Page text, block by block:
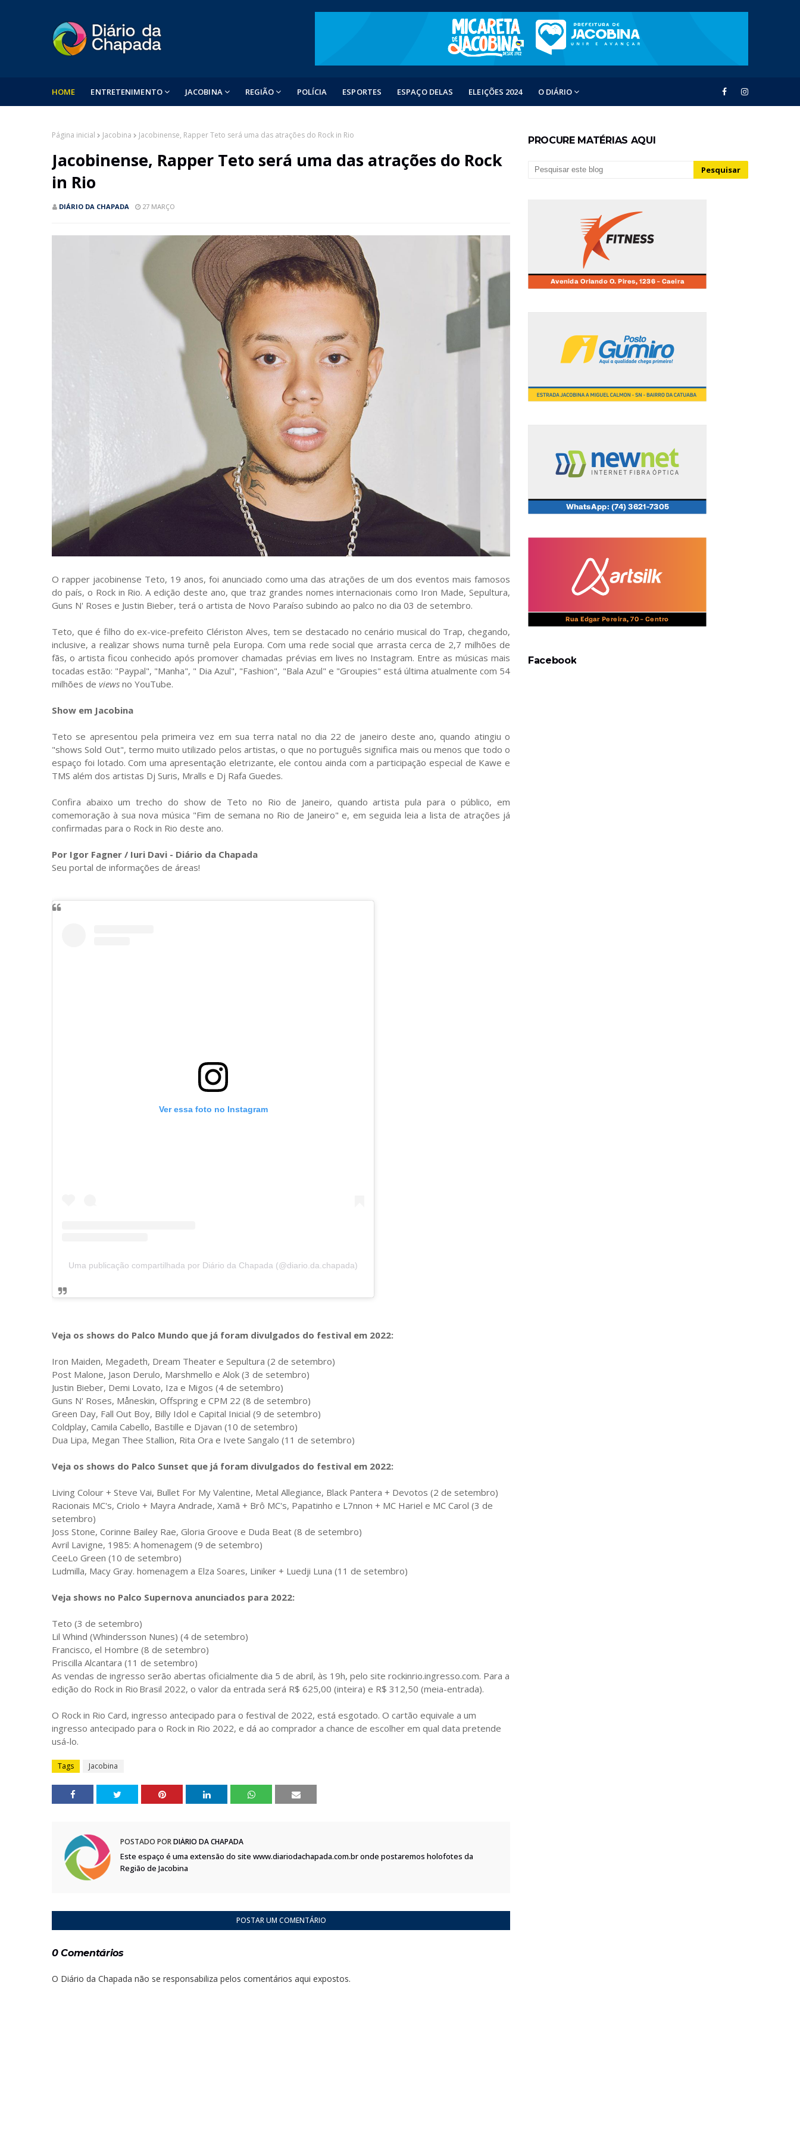
HOME ENTRETENIMENTO JACOBINA REGIÃO POLÍCIA ESPORTES ESPAÇO DELAS ELEIÇÕES 2024 O DIÁRIO
Página inicial Jacobina Jacobinense, Rapper Teto será uma das atrações do Rock in Rio
Jacobinense, Rapper Teto será uma das atrações do Rock
in Rio
DIÁRIO DA CHAPADA 27 MARÇO
O rapper jacobinense Teto, 19 anos, foi anunciado como uma das atrações de um dos eventos mais famosos
do país, o Rock in Rio. A edição deste ano, que traz grandes nomes internacionais como Iron Made, Sepultura,
Guns N' Roses e Justin Bieber, terá o artista de Novo Paraíso subindo ao palco no dia 03 de setembro.
Teto, que é filho do ex-vice-prefeito Clériston Alves, tem se destacado no cenário musical do Trap, chegando,
inclusive, a realizar shows numa turnê pela Europa. Com uma rede social que arrasta cerca de 2,7 milhões de
fãs, o artista ficou conhecido após promover chamadas prévias em lives no Instagram. Entre as músicas mais
tocadas estão: "Paypal", "Manha", " Dia Azul", "Fashion", "Bala Azul" e "Groupies" está última atualmente com 54
milhões de views no YouTube.
Show em Jacobina
Teto se apresentou pela primeira vez em sua terra natal no dia 22 de janeiro deste ano, quando atingiu o
"shows Sold Out", termo muito utilizado pelos artistas, o que no português significa mais ou menos que todo o
espaço foi lotado. Com uma apresentação eletrizante, ele contou ainda com a participação especial de Kawe e
TMS além dos artistas Dj Suris, Mralls e Dj Rafa Guedes.
Confira abaixo um trecho do show de Teto no Rio de Janeiro, quando artista pula para o público, em
comemoração à sua nova música "Fim de semana no Rio de Janeiro" e, em seguida leia a lista de atrações já
confirmadas para o Rock in Rio deste ano.
Por Igor Fagner / Iuri Davi - Diário da Chapada
Seu portal de informações de áreas!
Ver essa foto no Instagram
Uma publicação compartilhada por Diário da Chapada (@diario.da.chapada)
Veja os shows do Palco Mundo que já foram divulgados do festival em 2022:
Iron Maiden, Megadeth, Dream Theater e Sepultura (2 de setembro)
Post Malone, Jason Derulo, Marshmello e Alok (3 de setembro)
Justin Bieber, Demi Lovato, Iza e Migos (4 de setembro)
Guns N' Roses, Måneskin, Offspring e CPM 22 (8 de setembro)
Green Day, Fall Out Boy, Billy Idol e Capital Inicial (9 de setembro)
Coldplay, Camila Cabello, Bastille e Djavan (10 de setembro)
Dua Lipa, Megan Thee Stallion, Rita Ora e Ivete Sangalo (11 de setembro)
Veja os shows do Palco Sunset que já foram divulgados do festival em 2022:
Living Colour + Steve Vai, Bullet For My Valentine, Metal Allegiance, Black Pantera + Devotos (2 de setembro)
Racionais MC's, Criolo + Mayra Andrade, Xamã + Brô MC's, Papatinho e L7nnon + MC Hariel e MC Carol (3 de
setembro)
Joss Stone, Corinne Bailey Rae, Gloria Groove e Duda Beat (8 de setembro)
Avril Lavigne, 1985: A homenagem (9 de setembro)
CeeLo Green (10 de setembro)
Ludmilla, Macy Gray. homenagem a Elza Soares, Liniker + Luedji Luna (11 de setembro)
Veja shows no Palco Supernova anunciados para 2022:
Teto (3 de setembro)
Lil Whind (Whindersson Nunes) (4 de setembro)
Francisco, el Hombre (8 de setembro)
Priscilla Alcantara (11 de setembro)
As vendas de ingresso serão abertas oficialmente dia 5 de abril, às 19h, pelo site rockinrio.ingresso.com. Para a
edição do Rock in Rio Brasil 2022, o valor da entrada será R$ 625,00 (inteira) e R$ 312,50 (meia-entrada).
O Rock in Rio Card, ingresso antecipado para o festival de 2022, está esgotado. O cartão equivale a um
ingresso antecipado para o Rock in Rio 2022, e dá ao comprador a chance de escolher em qual data pretende
usá-lo.
Tags Jacobina
POSTADO PORDIÁRIO DA CHAPADA
Este espaço é uma extensão do site www.diariodachapada.com.br onde postaremos holofotes da
Região de Jacobina
POSTAR UM COMENTÁRIO
0 Comentários
O Diário da Chapada não se responsabiliza pelos comentários aqui expostos.
PROCURE MATÉRIAS AQUI
Facebook